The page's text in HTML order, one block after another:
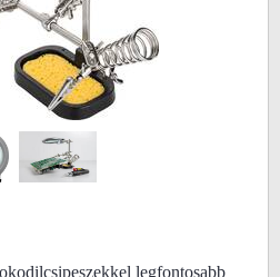
legfontosabb